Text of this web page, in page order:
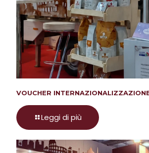
VOUCHER
Leggi di più